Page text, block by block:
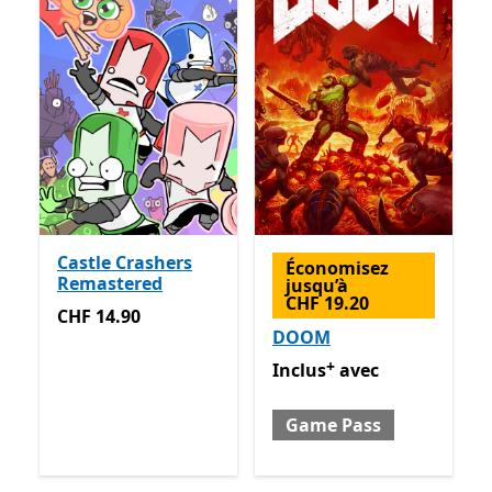
Castle Crashers
Remastered
CHF 14.90
CHF 14.90
Économisez
jusqu’à
CHF 19.20
DOOM
Inclus avec Game Pass
Inclus+ avec
Game Pass